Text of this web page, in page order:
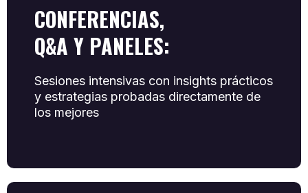
CONFERENCIAS,
Q&A Y PANELES:
Sesiones intensivas con insights prácticos
y estrategias probadas directamente de
los mejores